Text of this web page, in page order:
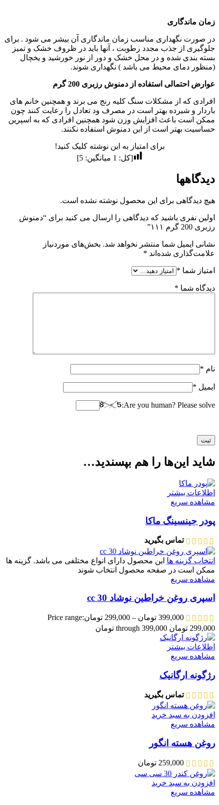
زمان ماندگاری
در صورت نگهداری مناسب زمان ماندگاری آن بیشر می شود . برای
جلوگیری از جذب مجدد رطوبت ، آنها باید در ظروف خشک و تمیز
بسته بندی شده و در محل خشک و دور از نور خورشید و یخچال
(منظور دمای محیط می باشد ) نگهداری شوند.
عوارض احتمالی استفاده از دمنوش رزبری 200 گرم
افرادی که از مشکلات سنگ کلیه رنج می برند و همچنین خانم های
باردار و شیرده بهتر است در مصرف ود تعادل را رعایت کنند چون
ممکن است باعث افزایش وزن شود همچنین افرادی که به اسپرین
حساسیت بهتر است از این دمنوش استفاده نکنند.
برای امتیاز به این نوشته کلیک کنید!
[کل: 1 میانگین:5
]
دیدگاهها
هیچ دیدگاهی برای این محصول نوشته نشده است.
اولین نفری باشید که دیدگاهی را ارسال می کنید برای “دمنوش
رزبری 200 گرم ۱۱۱”
نشانی ایمیل شما منتشر نخواهد شد. بخش‌های موردنیاز
علامت‌گذاری شده‌اند *
امتیاز شما *
دیدگاه شما *
نام *
ایمیل *
Are you human? Please solve:
شاید این‌ها را هم بپسندید…
اطلاعات بیشتر
مشاهده سریع
پودر جینسینگ ماکا
تماس بگیرید
انتخاب گزینه ها این محصول دارای انواع مختلفی می باشد. گزینه ها
ممکن است در صفحه محصول انتخاب شوند
مشاهده سریع
اسپری روغن خراطین نوشاد 30 cc
399,000 تومان –
299,000 تومانPrice range:
299,000 تومان through 399,000 تومان
اطلاعات بیشتر
مشاهده سریع
رژگونه ارگانیک
تماس بگیرید
افزودن به سبد خرید
مشاهده سریع
روغن هسته انگور
259,000 تومان
افزودن به سبد خرید
مشاهده سریع